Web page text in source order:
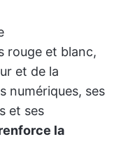
rouge et blanc,
et de la
numériques, ses
et ses
la